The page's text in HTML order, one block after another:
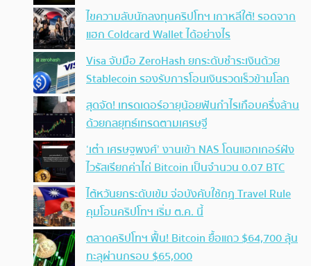
ไขความลับนักลงทุนคริปโทฯ เกาหลีใต้! รอดจาก
แฮก Coldcard Wallet ได้อย่างไร
Visa จับมือ ZeroHash ยกระดับชำระเงินด้วย
Stablecoin รองรับการโอนเงินรวดเร็วข้ามโลก
สุดจัด! เทรดเดอร์อายุน้อยฟันกำไรเกือบครึ่งล้าน
ด้วยกลยุทธ์เทรดตามเศรษฐี
‘เต๋า เศรษฐพงศ์’ งานเข้า NAS โดนแฮกเกอร์ฝัง
ไวรัสเรียกค่าไถ่ Bitcoin เป็นจำนวน 0.07 BTC
ไต้หวันยกระดับเข้ม จ่อบังคับใช้กฏ Travel Rule
คุมโอนคริปโทฯ เริ่ม ต.ค. นี้
ตลาดคริปโทฯ ฟื้น! Bitcoin ยื้อแถว $64,700 ลุ้น
ทะลุผ่านกรอบ $65,000